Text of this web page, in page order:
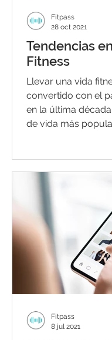
Tendencias
Fitness
Llevar una vida
convertido con el
en la última década
de vida más
Fitpass
28 oct 2021
Fitpass
8 jul 2021